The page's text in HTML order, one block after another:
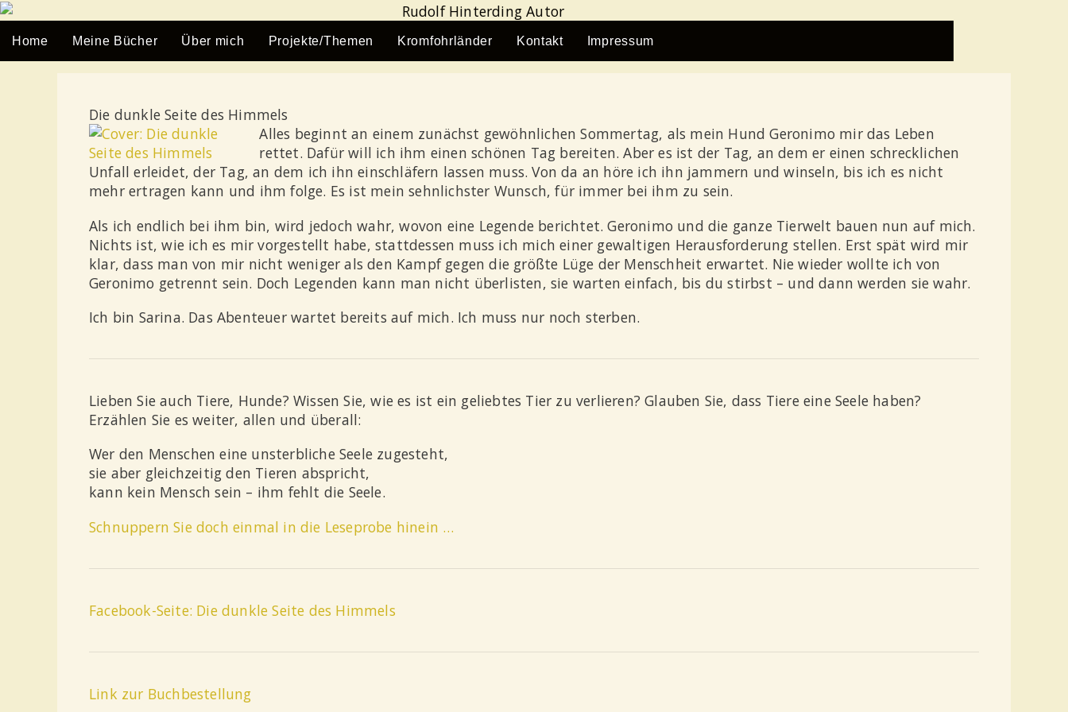
Home Meine Bücher Über mich Projekte/Themen Kromfohrländer Kontakt Impressum
Die dunkle Seite des Himmels
Alles beginnt an einem zunächst gewöhnlichen Sommertag, als mein Hund Geronimo mir das Leben
rettet. Dafür will ich ihm einen schönen Tag bereiten. Aber es ist der Tag, an dem er einen schrecklichen
Unfall erleidet, der Tag, an dem ich ihn einschläfern lassen muss. Von da an höre ich ihn jammern und winseln, bis ich es nicht
mehr ertragen kann und ihm folge. Es ist mein sehnlichster Wunsch, für immer bei ihm zu sein.
Als ich endlich bei ihm bin, wird jedoch wahr, wovon eine Legende berichtet. Geronimo und die ganze Tierwelt bauen nun auf mich.
Nichts ist, wie ich es mir vorgestellt habe, stattdessen muss ich mich einer gewaltigen Herausforderung stellen. Erst spät wird mir
klar, dass man von mir nicht weniger als den Kampf gegen die größte Lüge der Menschheit erwartet. Nie wieder wollte ich von
Geronimo getrennt sein. Doch Legenden kann man nicht überlisten, sie warten einfach, bis du stirbst – und dann werden sie wahr.
Ich bin Sarina. Das Abenteuer wartet bereits auf mich. Ich muss nur noch sterben.
Lieben Sie auch Tiere, Hunde? Wissen Sie, wie es ist ein geliebtes Tier zu verlieren? Glauben Sie, dass Tiere eine Seele haben?
Erzählen Sie es weiter, allen und überall:
Wer den Menschen eine unsterbliche Seele zugesteht,
sie aber gleichzeitig den Tieren abspricht,
kann kein Mensch sein – ihm fehlt die Seele.
Schnuppern Sie doch einmal in die Leseprobe hinein …
Facebook-Seite: Die dunkle Seite des Himmels
Link zur Buchbestellung